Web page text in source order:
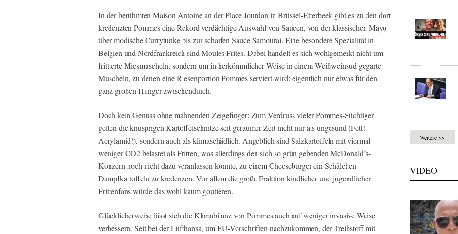
In der berühmten Maison Antoine an der Place Jourdan in Brüssel-Etterbeek gibt es zu den dort
kredenzten Pommes eine Rekord verdächtige Auswahl von Saucen, von der klassischen Mayo
über modische Currytunke bis zur scharfen Sauce Samourai. Eine besondere Spezialität in
Belgien und Nordfrankreich sind Moules Frites. Dabei handelt es sich wohlgemerkt nicht um
frittierte Miesmuscheln, sondern um in herkömmlicher Weise in einem Weißweinsud gegarte
Muscheln, zu denen eine Riesenportion Pommes serviert wird: eigentlich nur etwas für den
ganz großen Hunger zwischendurch.
Doch kein Genuss ohne mahnenden Zeigefinger: Zum Verdruss vieler Pommes-Süchtiger
gelten die knusprigen Kartoffelschnitze seit geraumer Zeit nicht nur als ungesund (Fett!
Acrylamid!), sondern auch als klimaschädlich. Angeblich sind Salzkartoffeln mit viermal
weniger CO2 belastet als Fritten, was allerdings den sich so grün gebenden McDonald’s-
Konzern noch nicht dazu veranlassen konnte, zu einem Cheeseburger ein Schälchen
Dampfkartoffeln zu kredenzen. Vor allem die große Fraktion kindlicher und jugendlicher
Frittenfans würde das wohl kaum goutieren.
Glücklicherweise lässt sich die Klimabilanz von Pommes auch auf weniger invasive Weise
verbessern. Seit bei der Lufthansa, um EU-Vorschriften nachzukommen, der Treibstoff mit
Weitere >>
VIDEO